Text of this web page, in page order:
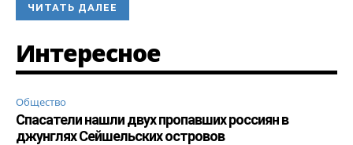
ЧИТАТЬ ДАЛЕЕ
Интересное
Общество
Спасатели нашли двух пропавших россиян в
джунглях Сейшельских островов